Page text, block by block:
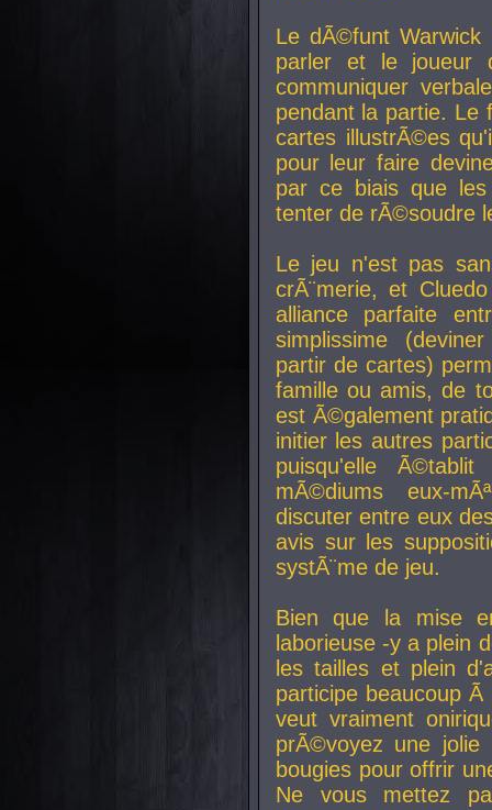
Le dÃ©funt Warwick
parler et le joueur
communiquer
pendant la partie. Le
cartes illustrÃ©es
pour leur faire
par ce biais que
tenter de rÃ©soudre
Le jeu n'est pas
crÃ¨merie, et
alliance parfaite
simplissime
partir de cartes)
famille ou amis, de
est Ã©galement
initier les autres
puisqu'elle
mÃ©diums eux-
discuter entre eux
avis sur les
systÃ¨me de jeu.
Bien que la mise
laborieuse -y a plein
les tailles et plein
participe beaucoup
veut vraiment
prÃ©voyez une
bougies pour offrir
Ne vous mettez